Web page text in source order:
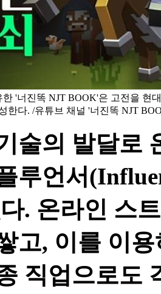
한 '너진똑 NJT BOOK'은 고전을 현
한다. /유튜브 채널 '너진똑 NJT
술의 발달로
루언서
. 온라인 스
고, 이를 이
직업으로도